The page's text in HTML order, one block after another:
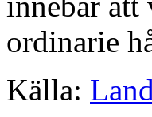
ordinarie
Källa: